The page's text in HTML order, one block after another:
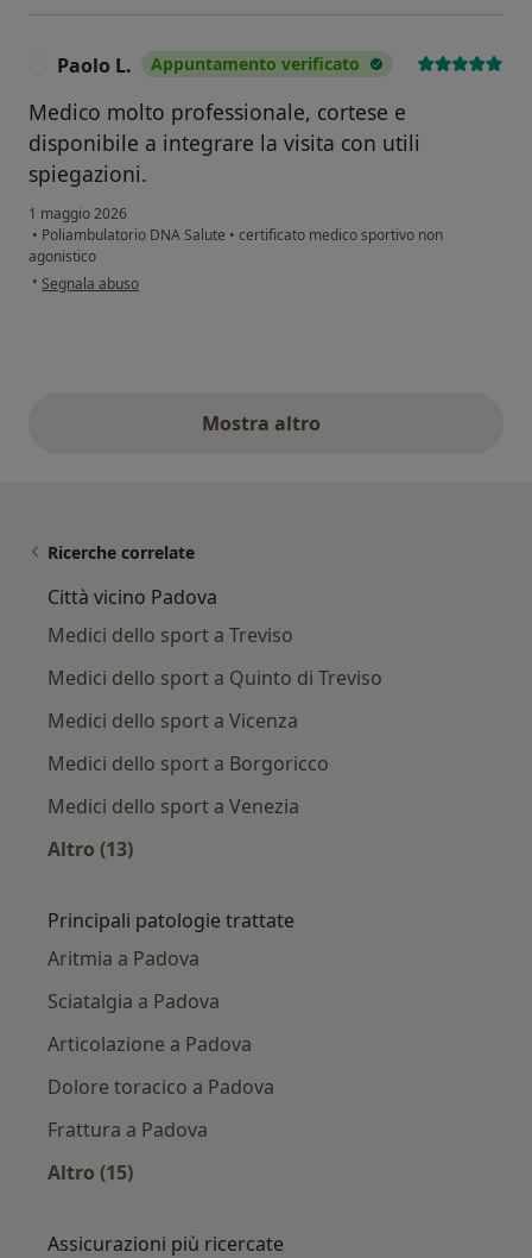
Paolo L. Appuntamento verificato
Medico molto professionale, cortese e
disponibile a integrare la visita con utili
spiegazioni.
1 maggio 2026
• Poliambulatorio DNA Salute • certificato medico sportivo non
agonistico
• secondo l'opinione dell'utente Paolo L.
Segnala abuso
Mostra altroopinioni di cui sopra
Ricerche correlate
Città vicino Padova
Medici dello sport a Treviso
Medici dello sport a Quinto di Treviso
Medici dello sport a Vicenza
Medici dello sport a Borgoricco
Medici dello sport a Venezia
Altro (13)
Principali patologie trattate
Aritmia a Padova
Sciatalgia a Padova
Articolazione a Padova
Dolore toracico a Padova
Frattura a Padova
Altro (15)
Assicurazioni più ricercate